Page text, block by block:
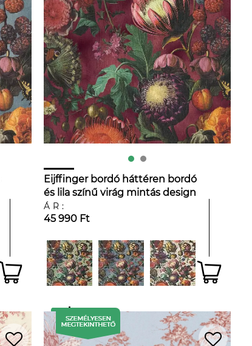
Eijffinger bordó háttéren bordó
és lila színű virág mintás design
tapéta
ÁR:
45 990 Ft